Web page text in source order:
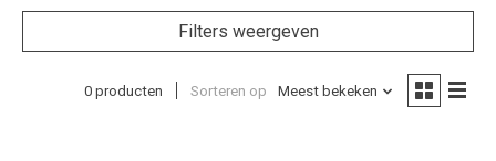
Filters weergeven
0 producten Sorteren op Meest bekeken